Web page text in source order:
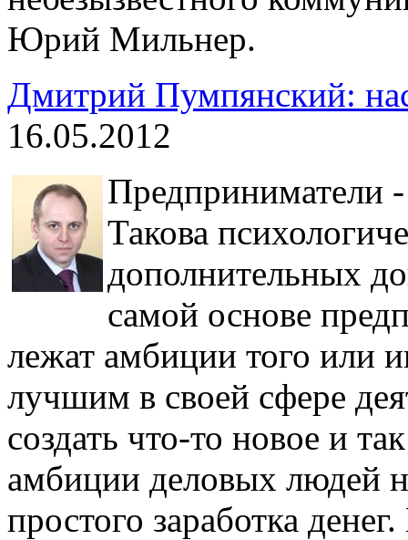
Юрий Мильнер.
Дмитрий Пумпянский:
16.05.2012
Предприниматели
Такова
дополнительных
самой основе
лежат амбиции того или
лучшим в своей сфере
создать что-то новое и
амбиции деловых людей
простого заработка